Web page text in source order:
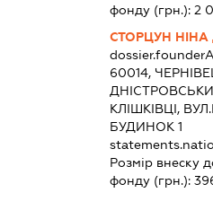
фонду (грн.): 2
СТОРЦУН НІНА
60014,
КЛІШКІВЦІ,
БУДИНОК 1
Розмір внеску
фонду (грн.):